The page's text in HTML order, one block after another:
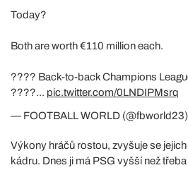
Today?
Both are worth €110 million each.
???? Back-to-back Champions
????... pic.twitter.com/0LNDIPMsrq
— FOOTBALL WORLD (@fbworld23)
Výkony hráčů rostou, zvyšuje se
kádru. Dnes ji má PSG vyšší než